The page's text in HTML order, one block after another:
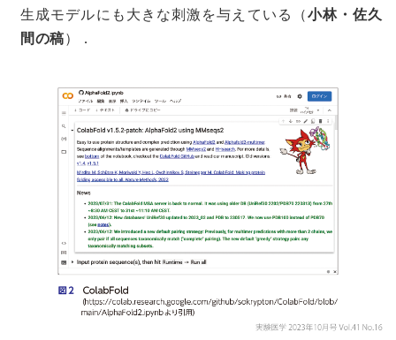
生成モデルにも大きな刺激を与えている（小林・佐久
間の稿）．